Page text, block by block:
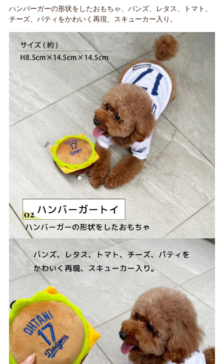
ハンバーガーの形状をしたおもちゃ、バンズ、レタス、トマト、
チーズ、パティをかわいく再現、スキューカー入り。